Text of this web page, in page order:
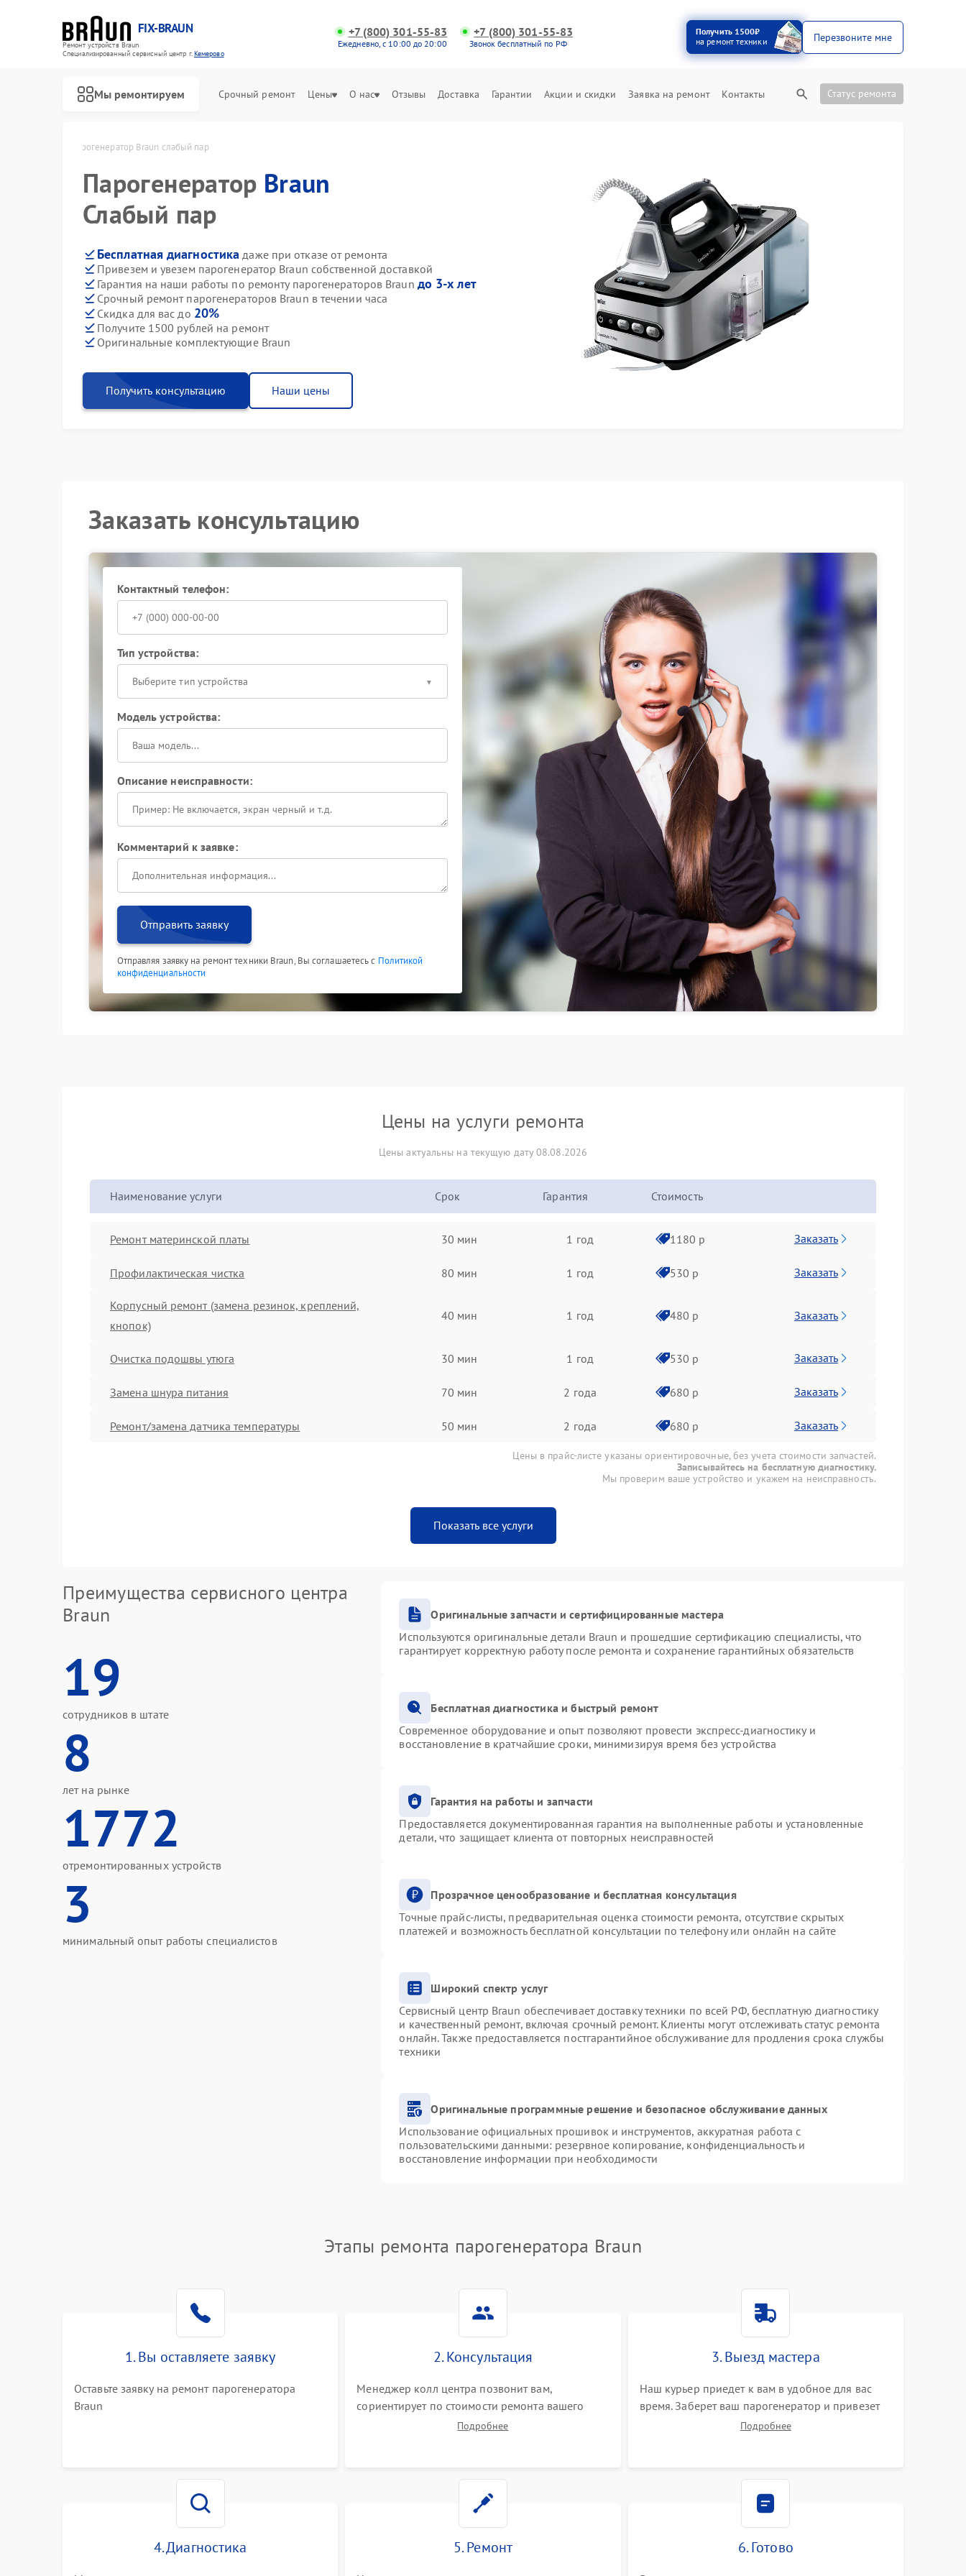
FIX-BRAUN
Ремонт устройств Braun
Специализированный cервисный центр г.Кемерово
+7 (800) 301-55-83
Ежедневно, с 10:00 до 20:00
+7 (800) 301-55-83
Звонок бесплатный по РФ
Получить 1500₽
на ремонт техники
Перезвоните мне
Мы ремонтируем Срочный ремонт Цены О нас Отзывы Доставка Гарантии Акции и скидки Заявка на ремонт Контакты Статус ремонта
Парогенератор Braun слабый пар
Парогенератор Braun
Слабый пар
Бесплатная диагностика даже при отказе от ремонта
Привезем и увезем парогенератор Braun собственной доставкой
Гарантия на наши работы по ремонту парогенераторов Braun до 3-х лет
Срочный ремонт парогенераторов Braun в течении часа
Скидка для вас до 20%
Получите 1500 рублей на ремонт
Оригинальные комплектующие Braun
Получить консультацию Наши цены
Заказать консультацию
Контактный телефон:
Тип устройства:
Выберите тип устройства
Модель устройства:
Описание неисправности:
Комментарий к заявке:
Отправить заявку
Отправляя заявку на ремонт техники Braun, Вы соглашаетесь с Политикой
конфиденциальности
Цены на услуги ремонта
Цены актуальны на текущую дату 08.08.2026
Наименование услуги Срок Гарантия Стоимость
Ремонт материнской платы 30 мин 1 год 1180 р Заказать
Профилактическая чистка 80 мин 1 год 530 р Заказать
Корпусный ремонт (замена резинок, креплений,
кнопок)
40 мин 1 год 480 р Заказать
Очистка подошвы утюга 30 мин 1 год 530 р Заказать
Замена шнура питания 70 мин 2 года 680 р Заказать
Ремонт/замена датчика температуры 50 мин 2 года 680 р Заказать
Цены в прайс-листе указаны ориентировочные, без учета стоимости запчастей.
Записывайтесь на бесплатную диагностику.
Мы проверим ваше устройство и укажем на неисправность.
Показать все услуги
Преимущества сервисного центра
Braun
19
сотрудников в штате
8
лет на рынке
1772
отремонтированных устройств
3
минимальный опыт работы специалистов
Оригинальные запчасти и сертифицированные мастера
Используются оригинальные детали Braun и прошедшие сертификацию специалисты, что
гарантирует корректную работу после ремонта и сохранение гарантийных обязательств
Бесплатная диагностика и быстрый ремонт
Современное оборудование и опыт позволяют провести экспресс-диагностику и
восстановление в кратчайшие сроки, минимизируя время без устройства
Гарантия на работы и запчасти
Предоставляется документированная гарантия на выполненные работы и установленные
детали, что защищает клиента от повторных неисправностей
Прозрачное ценообразование и бесплатная консультация
Точные прайс-листы, предварительная оценка стоимости ремонта, отсутствие скрытых
платежей и возможность бесплатной консультации по телефону или онлайн на сайте
Широкий спектр услуг
Сервисный центр Braun обеспечивает доставку техники по всей РФ, бесплатную диагностику
и качественный ремонт, включая срочный ремонт. Клиенты могут отслеживать статус ремонта
онлайн. Также предоставляется постгарантийное обслуживание для продления срока службы
техники
Оригинальные программные решение и безопасное обслуживание данных
Использование официальных прошивок и инструментов, аккуратная работа с
пользовательскими данными: резервное копирование, конфиденциальность и
восстановление информации при необходимости
Этапы ремонта парогенератора Braun
1. Вы оставляете заявку
Оставьте заявку на ремонт парогенератора
Braun
2. Консультация
Менеджер колл центра позвонит вам,
сориентирует по стоимости ремонта вашего
парогенератора а также ответит на все ваши
Подробнее
3. Выезд мастера
Наш курьер приедет к вам в удобное для вас
время. Заберет ваш парогенератор и привезет
на склад для диагностики.
Подробнее
4. Диагностика 5. Ремонт 6. Готово